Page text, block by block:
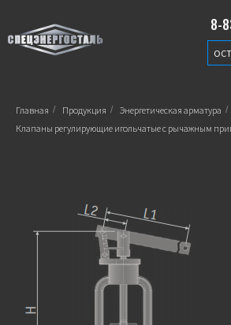
8-
Главная / Продукция / Энергетическая арматура /
Клапаны регулирующие игольчатые с рычажным